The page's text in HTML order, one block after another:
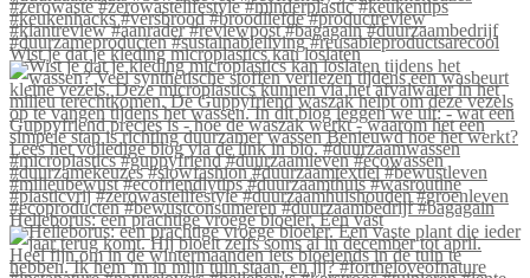
Wist je dat je kleding microplastics kan loslaten
Helleborus: een prachtige vroege bloeier. Een vast